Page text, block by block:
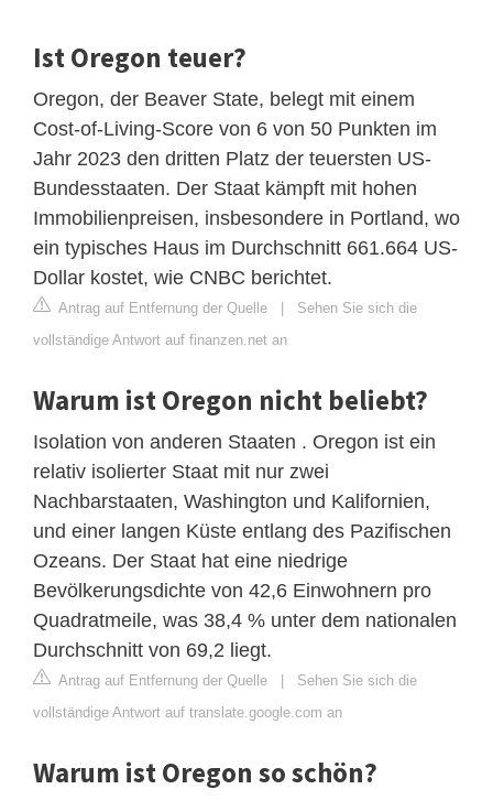
Ist Oregon teuer?
Oregon, der Beaver State, belegt mit einem
Cost-of-Living-Score von 6 von 50 Punkten im
Jahr 2023 den dritten Platz der teuersten US-
Bundesstaaten. Der Staat kämpft mit hohen
Immobilienpreisen, insbesondere in Portland, wo
ein typisches Haus im Durchschnitt 661.664 US-
Dollar kostet, wie CNBC berichtet.
Antrag auf Entfernung der Quelle | Sehen Sie sich die
vollständige Antwort auf finanzen.net an
Warum ist Oregon nicht beliebt?
Isolation von anderen Staaten . Oregon ist ein
relativ isolierter Staat mit nur zwei
Nachbarstaaten, Washington und Kalifornien,
und einer langen Küste entlang des Pazifischen
Ozeans. Der Staat hat eine niedrige
Bevölkerungsdichte von 42,6 Einwohnern pro
Quadratmeile, was 38,4 % unter dem nationalen
Durchschnitt von 69,2 liegt.
Antrag auf Entfernung der Quelle | Sehen Sie sich die
vollständige Antwort auf translate.google.com an
Warum ist Oregon so schön?